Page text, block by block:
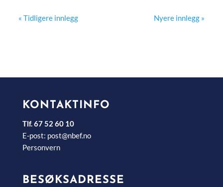
« Tidligere innlegg Nyere innlegg »
KONTAKTINFO
Tlf. 67 52 60 10
E-post: post@nbef.no
Personvern
BESØKSADRESSE